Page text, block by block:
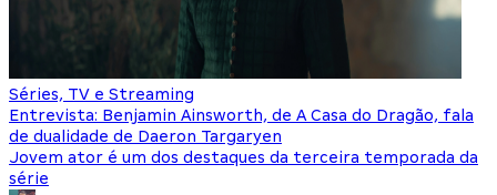
Séries, TV e Streaming
Entrevista: Benjamin Ainsworth, de A Casa do Dragão, fala
de dualidade de Daeron Targaryen
Jovem ator é um dos destaques da terceira temporada da
série